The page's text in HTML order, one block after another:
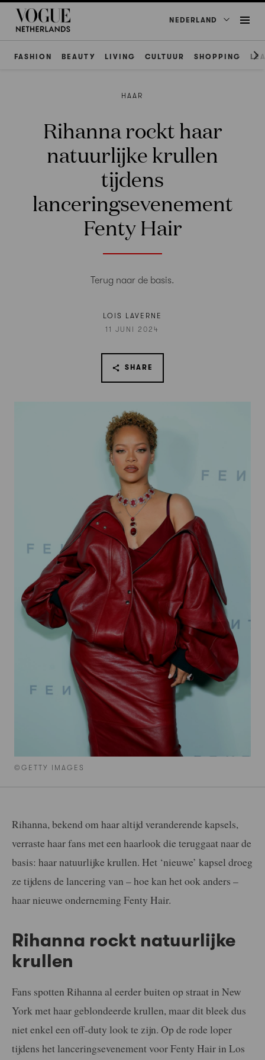
NEDERLAND
FASHION BEAUTY LIVING CULTUUR SHOPPING
©GETTY IMAGES
HAAR
Rihanna rockt haar
natuurlijke krullen
tijdens
lanceringsevenement
Fenty Hair
Terug naar de basis.
LOIS LAVERNE
11 JUNI 2024
SHARE
Rihanna, bekend om haar altijd veranderende kapsels,
verraste haar fans met een haarlook die teruggaat naar de
basis: haar natuurlijke krullen. Het ‘nieuwe’ kapsel droeg
ze tijdens de lancering van – hoe kan het ook anders –
haar nieuwe onderneming Fenty Hair.
Rihanna rockt natuurlijke
krullen
Fans spotten Rihanna al eerder buiten op straat in New
York met haar geblondeerde krullen, maar dit bleek dus
niet enkel een off-duty look te zijn. Op de rode loper
tijdens het lanceringsevenement voor Fenty Hair in Los